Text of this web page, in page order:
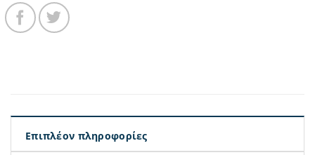
Επιπλέον πληροφορίες